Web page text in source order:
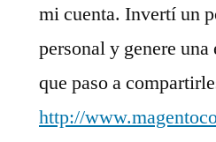
mi cuenta. Invertí un
personal y genere
que paso a
http://